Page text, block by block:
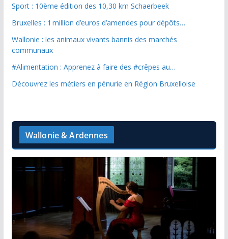
Sport : 10ème édition des 10,30 km Schaerbeek
Bruxelles : 1 million d’euros d’amendes pour dépôts…
Wallonie : les animaux vivants bannis des marchés
communaux
#Alimentation : Apprenez à faire des #crêpes au…
Découvrez les métiers en pénurie en Région Bruxelloise
Wallonie & Ardennes